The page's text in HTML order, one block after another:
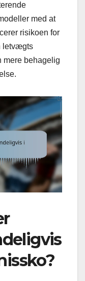
med at
risikoen for
letvægts
mere behagelig